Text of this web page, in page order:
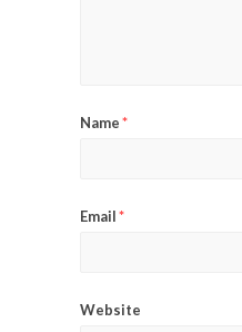
Name*
Email*
Website